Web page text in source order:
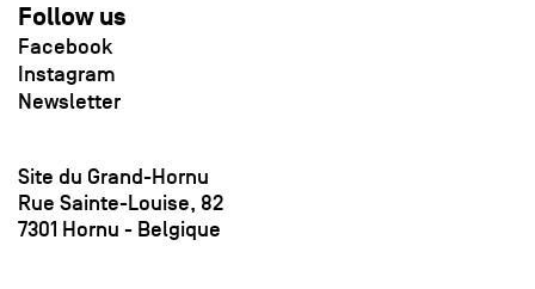
Follow us
Facebook
Instagram
Newsletter
Site du Grand-Hornu
Rue Sainte-Louise, 82
7301 Hornu - Belgique